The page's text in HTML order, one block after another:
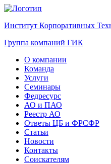
Институт Корпоративных
Группа компаний ГИК
О компании
Команда
Услуги
Семинары
Федресурс
АО и ПАО
Реестр АО
Ответы ЦБ и ФРСФР
Статьи
Новости
Контакты
Соискателям